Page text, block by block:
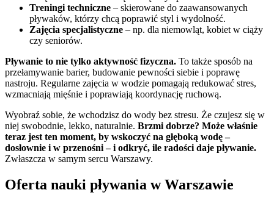
Treningi techniczne – skierowane do zaawansowanych
pływaków, którzy chcą poprawić styl i wydolność.
Zajęcia specjalistyczne – np. dla niemowląt, kobiet w ciąży
czy seniorów.
Pływanie to nie tylko aktywność fizyczna. To także sposób na
przełamywanie barier, budowanie pewności siebie i poprawę
nastroju. Regularne zajęcia w wodzie pomagają redukować stres,
wzmacniają mięśnie i poprawiają koordynację ruchową.
Wyobraź sobie, że wchodzisz do wody bez stresu. Że czujesz się w
niej swobodnie, lekko, naturalnie. Brzmi dobrze? Może właśnie
teraz jest ten moment, by wskoczyć na głęboką wodę –
dosłownie i w przenośni – i odkryć, ile radości daje pływanie.
Zwłaszcza w samym sercu Warszawy.
Oferta nauki pływania w Warszawie